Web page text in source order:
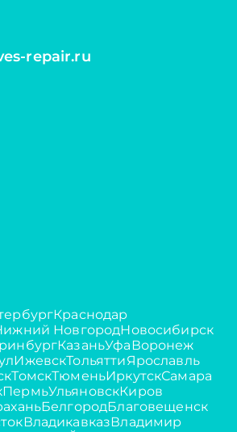
repair.ru
Краснодар
НовгородНовосибирск
КазаньУфаВоронеж
ИжевскТольяттиЯрославль
ТомскТюменьИркутскСамара
ПермьУльяновскКиров
БелгородБлаговещенск
ВладикавказВладимир